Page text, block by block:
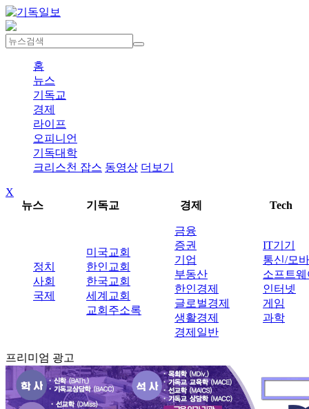
홈
뉴스
기독교
경제
라이프
오피니언
기독대학
크리스천 잡스 동영상 더보기
X
뉴스
기독교 경제 Tech
정치
사회
국제
미국교회
한인교회
한국교회
세계교회
교회주소록
금융
증권
기업
부동산
한인경제
글로벌경제
생활경제
경제일반
IT기기
통신/모
소프트웨
인터넷
게임
과학
프리미엄 광고